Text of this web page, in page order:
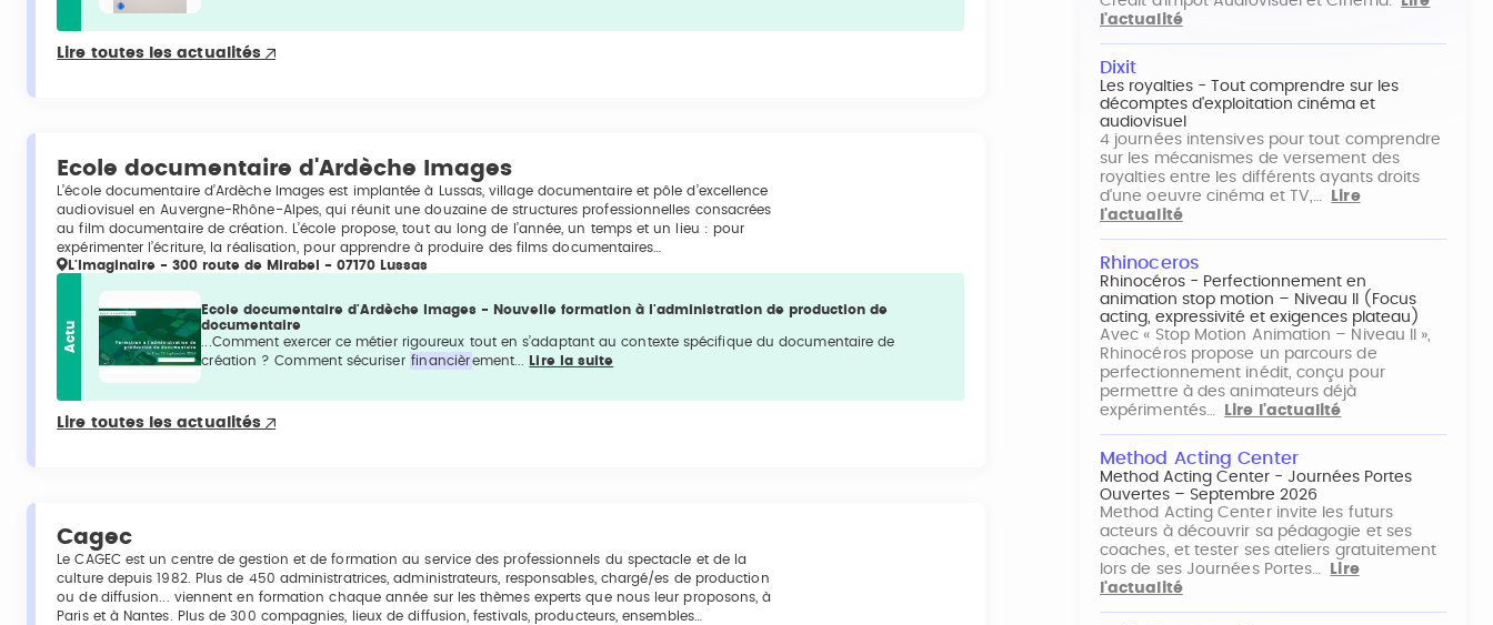
Lire toutes les actualités
Ecole documentaire d'Ardèche Images
L’école documentaire d’Ardèche Images est implantée à Lussas, village documentaire et pôle d’excellence
audiovisuel en Auvergne-Rhône-Alpes, qui réunit une douzaine de structures professionnelles consacrées
au film documentaire de création. L’école propose, tout au long de l’année, un temps et un lieu : pour
expérimenter l’écriture, la réalisation, pour apprendre à produire des films documentaires…
L'Imaginaire - 300 route de Mirabel - 07170 Lussas
Actu
Ecole documentaire d'Ardèche Images - Nouvelle formation à l'administration de production de
documentaire
...Comment exercer ce métier rigoureux tout en s’adaptant au contexte spécifique du documentaire de
création ? Comment sécuriser financièrement... Lire la suite
Lire toutes les actualités
Cagec
Le CAGEC est un centre de gestion et de formation au service des professionnels du spectacle et de la
culture depuis 1982. Plus de 450 administratrices, administrateurs, responsables, chargé/es de production
ou de diffusion... viennent en formation chaque année sur les thèmes experts que nous leur proposons, à
Paris et à Nantes. Plus de 300 compagnies, lieux de diffusion, festivals, producteurs, ensembles…
l'actualité
Dixit
Les royalties - Tout comprendre sur les
décomptes d'exploitation cinéma et
audiovisuel
4 journées intensives pour tout comprendre
sur les mécanismes de versement des
royalties entre les différents ayants droits
d'une oeuvre cinéma et TV,…
Lire
l'actualité
Rhinoceros
Rhinocéros - Perfectionnement en
animation stop motion – Niveau II (Focus
acting, expressivité et exigences plateau)
Avec « Stop Motion Animation – Niveau II »,
Rhinocéros propose un parcours de
perfectionnement inédit, conçu pour
permettre à des animateurs déjà
expérimentés…
Lire l'actualité
Method Acting Center
Method Acting Center - Journées Portes
Ouvertes – Septembre 2026
Method Acting Center invite les futurs
acteurs à découvrir sa pédagogie et ses
coaches, et tester ses ateliers gratuitement
lors de ses Journées Portes…
Lire
l'actualité